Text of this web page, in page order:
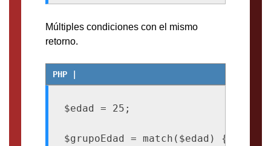
Múltiples condiciones con el mismo
retorno.
$edad = 25;
$grupoEdad = match($edad) {